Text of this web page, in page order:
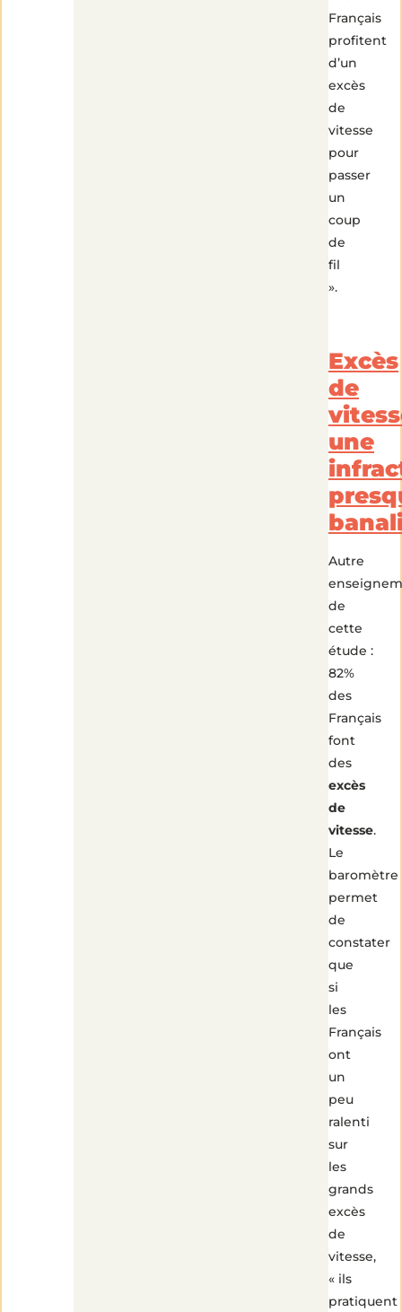
Français
profitent
d’un
excès
de
vitesse
pour
passer
un
coup
de
fil
».
Excès
de
une
Autre
de
cette
étude :
82%
des
Français
font
des
excès
de
vitesse.
Le
baromètre
permet
de
constater
que
si
les
Français
ont
un
peu
ralenti
sur
les
grands
excès
de
vitesse,
« ils
pratiquent